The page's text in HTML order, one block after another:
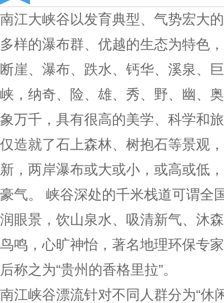
南江大峡谷以发育典型、气势宏大
多样的瀑布群、优越的生态为特色
断崖、瀑布、跌水、钙华、溪泉、
峡，纳奇、险、雄、秀、野、幽、
象万千，具有很高的美学、科学和
仅造就了石上森林、树抱石等景观
新，两岸瀑布或大或小，或高或低
豪气。 峡谷深处的千米栈道可谓全
润眼景，饮山泉水、吸清新气、沐
鸟鸣，心旷神怡，著名地理环保专
后称之为“贵州的香格里拉”。
南江峡谷漂流针对不同人群分为“休